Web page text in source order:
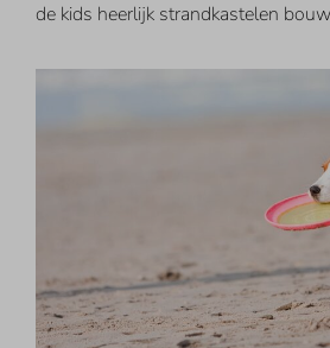
de kids heerlijk strandkastelen